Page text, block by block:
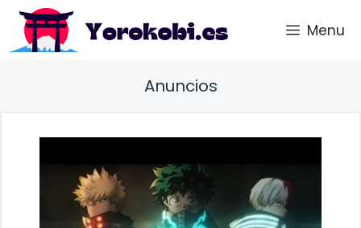
Saltar
contenido
Menu
Anuncios